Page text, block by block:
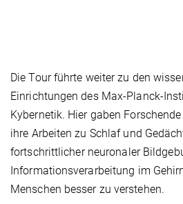
Die Tour führte weiter zu den
Einrichtungen des Max-Planck-
Kybernetik. Hier gaben
ihre Arbeiten zu Schlaf und
fortschrittlicher neuronaler
Informationsverarbeitung im
Menschen besser zu verstehen.